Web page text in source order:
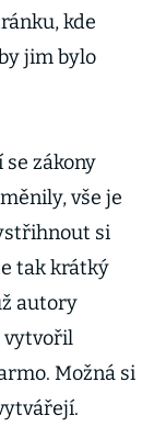
kde
jim bylo
zákony
vše je
si
tak krátký
autory
vytvořil
Možná si